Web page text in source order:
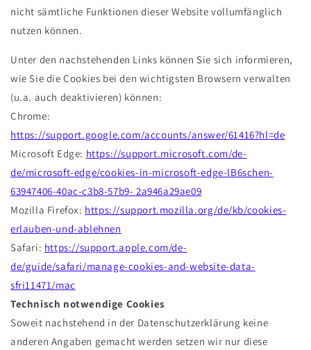
nicht sämtliche Funktionen dieser Website vollumfänglich
nutzen können.
Unter den nachstehenden Links können Sie sich informieren,
wie Sie die Cookies bei den wichtigsten Browsern verwalten
(u.a. auch deaktivieren) können:
Chrome:
https://support.google.com/accounts/answer/61416?hl=de
Microsoft Edge: https://support.microsoft.com/de-
de/microsoft-edge/cookies-in-microsoft-edge-lB6schen-
63947406-40ac-c3b8-57b9- 2a946a29ae09
Mozilla Firefox: https://support.mozilla.org/de/kb/cookies-
erlauben-und-ablehnen
Safari: https://support.apple.com/de-
de/guide/safari/manage-cookies-and-website-data-
sfri11471/mac
Technisch notwendige Cookies
Soweit nachstehend in der Datenschutzerklärung keine
anderen Angaben gemacht werden setzen wir nur diese